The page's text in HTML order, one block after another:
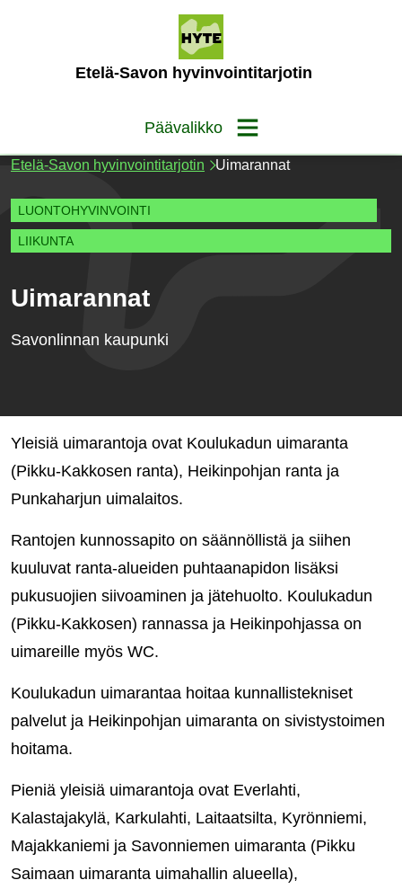
Etelä-Savon hyvinvointitarjotin
Päävalikko
Etelä-Savon hyvinvointitarjotin Uimarannat
LUONTOHYVINVOINTI
LIIKUNTA
Uimarannat
Savonlinnan kaupunki
Yleisiä uimarantoja ovat Koulukadun uimaranta
(Pikku-Kakkosen ranta), Heikinpohjan ranta ja
Punkaharjun uimalaitos.
Rantojen kunnossapito on säännöllistä ja siihen
kuuluvat ranta-alueiden puhtaanapidon lisäksi
pukusuojien siivoaminen ja jätehuolto. Koulukadun
(Pikku-Kakkosen) rannassa ja Heikinpohjassa on
uimareille myös WC.
Koulukadun uimarantaa hoitaa kunnallistekniset
palvelut ja Heikinpohjan uimaranta on sivistystoimen
hoitama.
Pieniä yleisiä uimarantoja ovat Everlahti,
Kalastajakylä, Karkulahti, Laitaatsilta, Kyrönniemi,
Majakkaniemi ja Savonniemen uimaranta (Pikku
Saimaan uimaranta uimahallin alueella),